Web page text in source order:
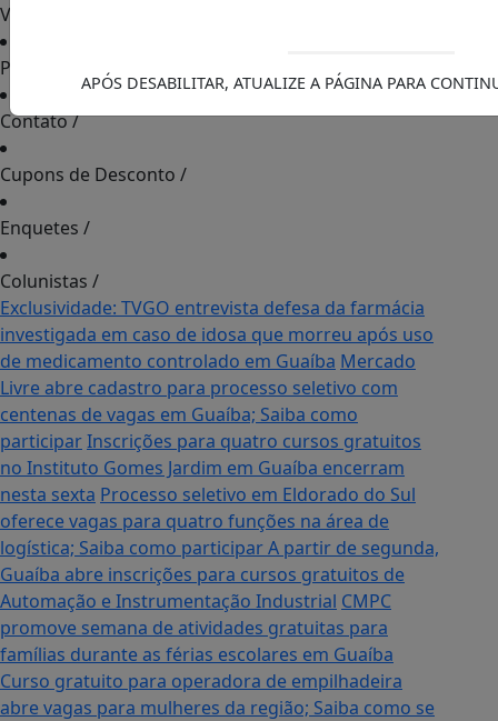
Vídeos TVGO
PODCAST
Contato/
Cupons de Desconto /
Enquetes /
Colunistas /
Exclusividade: TVGO entrevista defesa da farmácia
investigada em caso de idosa que morreu após uso
de medicamento controlado em Guaíba Mercado
Livre abre cadastro para processo seletivo com
centenas de vagas em Guaíba; Saiba como
participarInscrições para quatro cursos gratuitos
no Instituto Gomes Jardim em Guaíba encerram
nesta sexta Processo seletivo em Eldorado do Sul
oferece vagas para quatro funções na área de
logística; Saiba como participarA partir de segunda,
Guaíba abre inscrições para cursos gratuitos de
Automação e Instrumentação Industrial CMPC
promove semana de atividades gratuitas para
famílias durante as férias escolares em Guaíba
Curso gratuito para operadora de empilhadeira
abre vagas para mulheres da região; Saiba como se
APÓS DESABILITAR, ATUALIZE A PÁGINA PARA